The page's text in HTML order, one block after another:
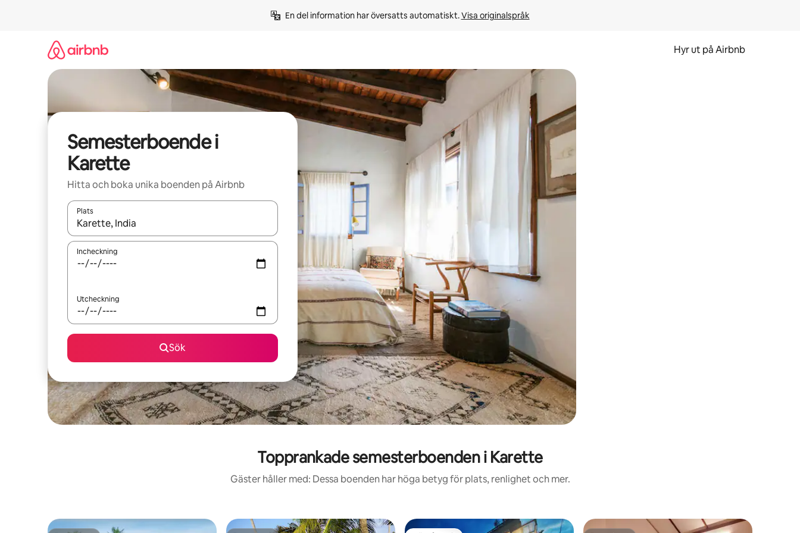
En del information har översatts automatiskt. Visa originalspråk
Hyr ut på Airbnb
Semesterboende i
Karette
Hitta och boka unika boenden på Airbnb
Plats
När resultaten är tillgängliga kan du navigera med upp- och nedåtpilarna eller utforska genom att trycka eller svepa.
Incheckning
Utcheckning
Sök
Topprankade semesterboenden i Karette
Gäster håller med: Dessa boenden har höga betyg för plats, renlighet och mer.